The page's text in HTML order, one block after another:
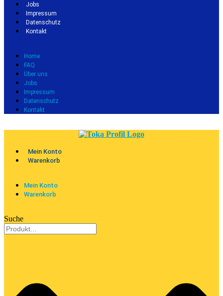
Jobs
Impressum
Datenschutz
Kontakt
Home
FAQ
Über uns
Jobs
Impressum
Datenschutz
Kontakt
Mein Konto
Warenkorb
Mein Konto
Warenkorb
Suche